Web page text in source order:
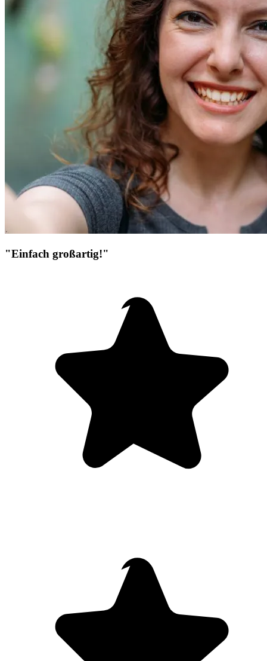
"Einfach großartig!"